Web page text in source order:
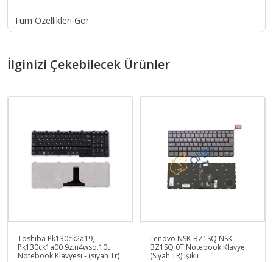
Tüm Özellikleri Gör
İlginizi Çekebilecek Ürünler
Toshiba Pk130ck2a19,
Pk130ck1a00 9z.n4wsq.10t
Notebook Klavyesi - (siyah Tr)
Lenovo NSK-BZ1SQ NSK-
BZ1SQ 0T Notebook Klavye
(Siyah TR) ışıklı